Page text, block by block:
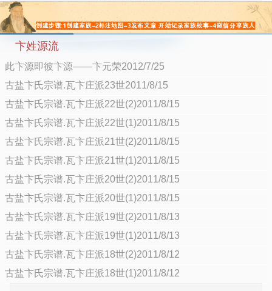
卞姓源流
此卞源即彼卞源——卞元荣2012/7/25
古盐卞氏宗谱.瓦卞庄派23世2011/8/15
古盐卞氏宗谱.瓦卞庄派22世(2)2011/8/15
古盐卞氏宗谱.瓦卞庄派22世(1)2011/8/15
古盐卞氏宗谱.瓦卞庄派21世(2)2011/8/15
古盐卞氏宗谱.瓦卞庄派21世(1)2011/8/15
古盐卞氏宗谱.瓦卞庄派20世(2)2011/8/15
古盐卞氏宗谱.瓦卞庄派20世(1)2011/8/15
古盐卞氏宗谱.瓦卞庄派19世(2)2011/8/13
古盐卞氏宗谱.瓦卞庄派19世(1)2011/8/13
古盐卞氏宗谱.瓦卞庄派18世(2)2011/8/12
古盐卞氏宗谱.瓦卞庄派18世(1)2011/8/12